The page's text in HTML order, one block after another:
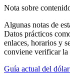
Nota sobre
Algunas notas de
Datos prácticos
enlaces, horarios y
conviene verificar la
Guía actual del